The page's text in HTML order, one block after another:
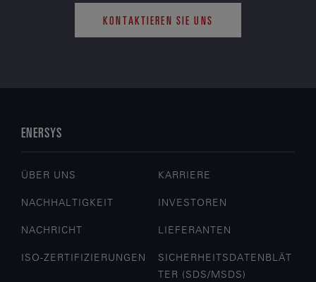
KONTAKTIEREN SIE UNS
ENERSYS
ÜBER UNS KARRIERE
NACHHALTIGKEIT INVESTOREN
NACHRICHT LIEFERANTEN
ISO-ZERTIFIZIERUNGEN
SICHERHEITSDATENBLÄT
TER (SDS/MSDS)